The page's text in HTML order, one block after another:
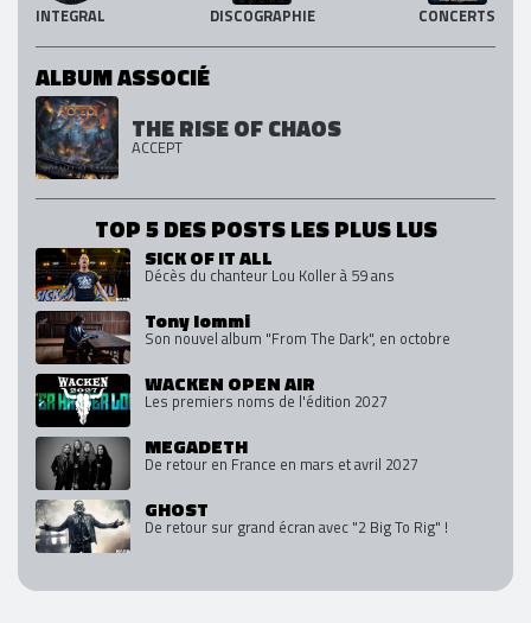
INTEGRAL DISCOGRAPHIE CONCERTS
ALBUM ASSOCIÉ
THE RISE OF CHAOS
ACCEPT
TOP 5 DES POSTS LES PLUS LUS
SICK OF IT ALL
Décès du chanteur Lou Koller à 59 ans
Tony Iommi
Son nouvel album "From The Dark", en octobre
WACKEN OPEN AIR
Les premiers noms de l'édition 2027
MEGADETH
De retour en France en mars et avril 2027
GHOST
De retour sur grand écran avec "2 Big To Rig" !